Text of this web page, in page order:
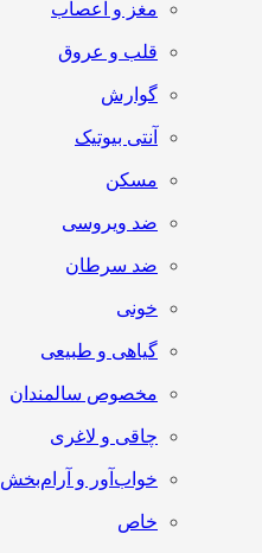
مغز و اعصاب
قلب و عروق
گوارش
آنتی‌ بیوتیک
مسکن
ضد ویروسی
ضد سرطان
خونی
گیاهی و طبیعی
مخصوص سالمندان
چاقی و لاغری
خواب‌آور و آرام‌بخش
خاص